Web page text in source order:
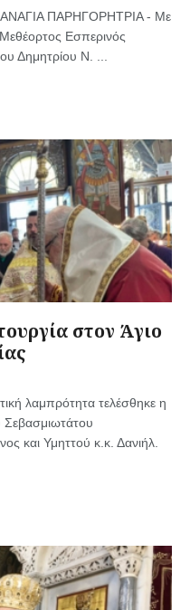
ΠΑΡΗΓΟΡΗΤΡΙΑ - Με
Εσπερινός
Δημητρίου Ν. ...
στον Άγιο
λαμπρότητα τελέσθηκε η
Σεβασμιωτάτου
και Υμηττού κ.κ. Δανιήλ.